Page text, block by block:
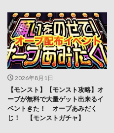
2026年8月1日
【モンスト】【モンスト攻略】オ
ーブが無料で大量ゲット出来るイ
ベントきた！ オーブあみだく
じ！ 【モンストガチャ】